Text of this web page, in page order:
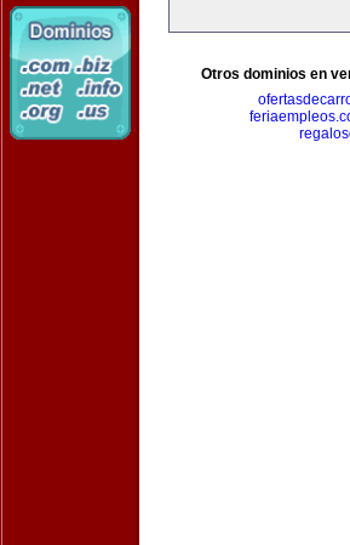
Otros dominios en